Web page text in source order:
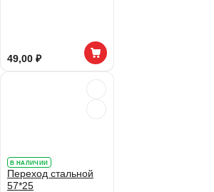
49,00 ₽
В НАЛИЧИИ
Переход стальной
57*25